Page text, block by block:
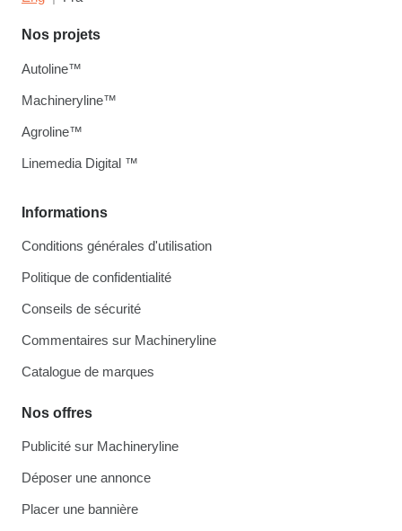
Informations
Conditions générales d'utilisation
Politique de confidentialité
Conseils de sécurité
Commentaires sur Machineryline
Catalogue de marques
Nos offres
Publicité sur Machineryline
Déposer une annonce
Placer une bannière
Nos projets
Autoline™
Machineryline™
Agroline™
Linemedia Digital ™